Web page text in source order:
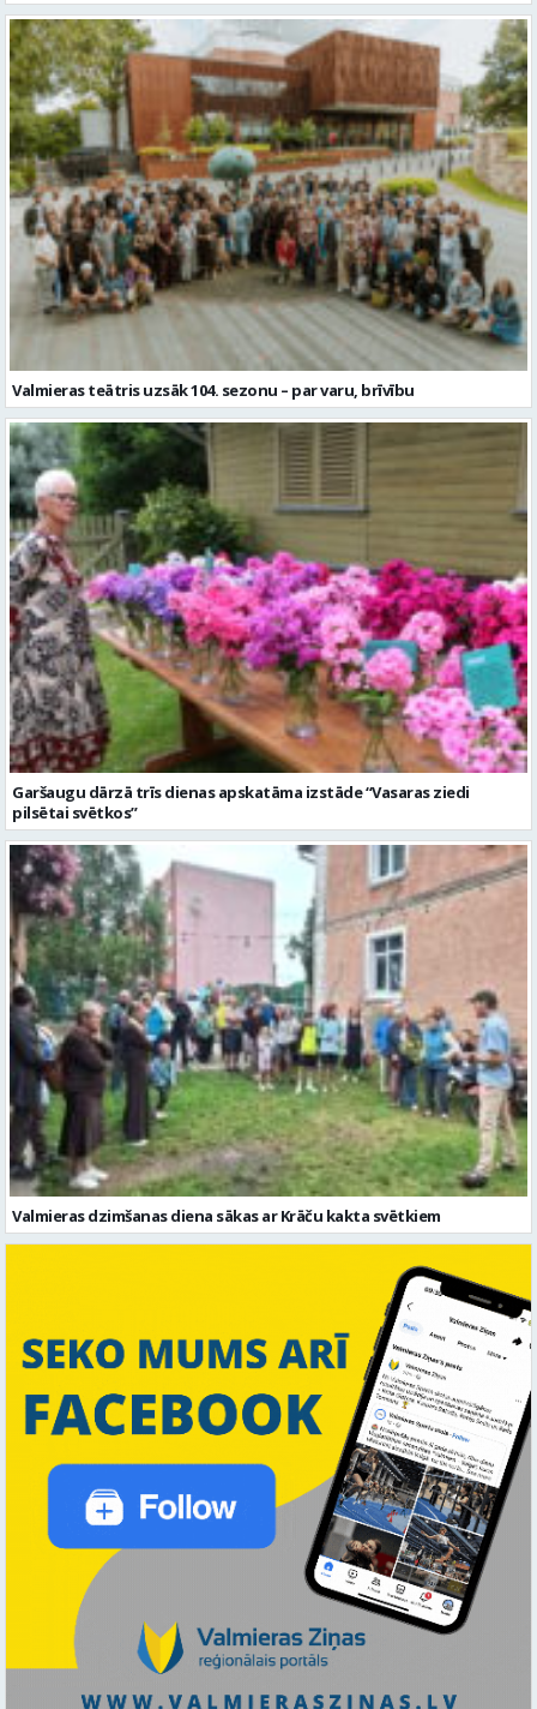
Valmieras teātris uzsāk 104. sezonu – par varu, brīvību
Garšaugu dārzā trīs dienas apskatāma izstāde “Vasaras ziedi
pilsētai svētkos”
Valmieras dzimšanas diena sākas ar Krāču kakta svētkiem